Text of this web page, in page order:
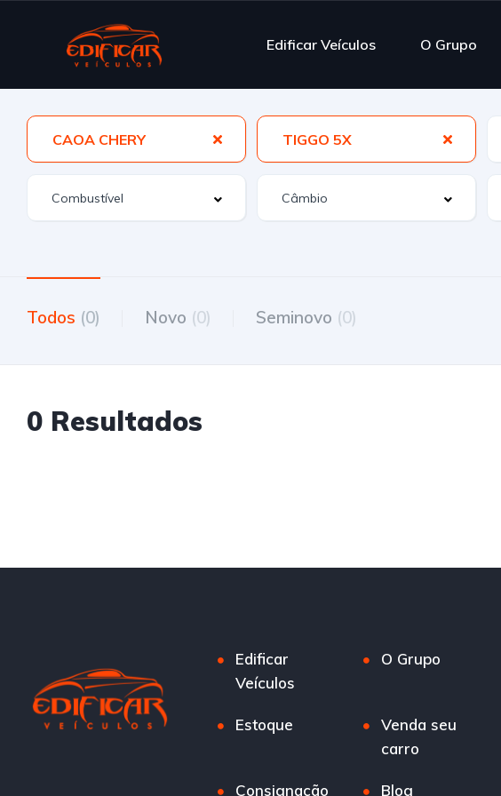
Edificar Veículos O Grupo
CAOA CHERY TIGGO 5X
Todos (0) Novo (0) Seminovo (0)
0 Resultados
Edificar
Veículos
O Grupo
Estoque
Venda seu
carro
Consignação Blog